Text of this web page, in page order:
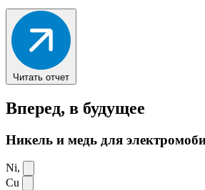
Читать отчет
Вперед, в будущее
Никель и медь для
Ni,
Cu